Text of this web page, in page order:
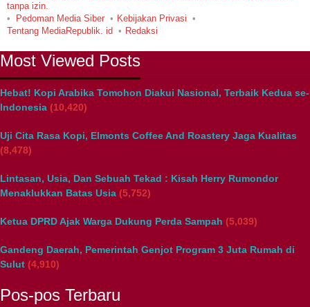
tanpa izin.
Pedoman Media Siber
Kebijakan Privasi
Tentang MediaRepublik. id
Redaksi
Most Viewed Posts
Hebat! Kopi Arabika Tomohon Diakui Nasional, Terbaik Kedua se-
Indonesia (10,420)
Uji Cita Rasa Kopi, Elmonts Coffee And Roastery Jaga Kualitas
(8,478)
Lintasan, Usia, Dan Sebuah Tekad : Kisah Herry Rumondor
Menaklukkan Batas Usia (5,752)
Ketua DPRD Ajak Warga Dukung Perda Sampah (5,039)
Gandeng Daerah, Pemerintah Genjot Program 3 Juta Rumah di
Sulut (4,910)
Pos-pos Terbaru